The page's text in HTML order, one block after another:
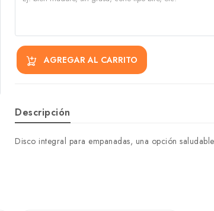
AGREGAR AL CARRITO
Descripción
Disco integral para empanadas, una opción